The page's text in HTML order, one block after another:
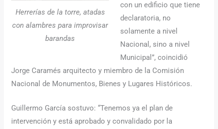
Herrerías de la torre, atadas
con alambres para improvisar
barandas
con un edificio que tiene
declaratoria, no
solamente a nivel
Nacional, sino a nivel
Municipal”, coincidió
Jorge Caramés arquitecto y miembro de la Comisión
Nacional de Monumentos, Bienes y Lugares Históricos.
Guillermo García sostuvo: “Tenemos ya el plan de
intervención y está aprobado y convalidado por la